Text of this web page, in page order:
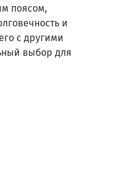
поясом,
и
с другими
выбор для